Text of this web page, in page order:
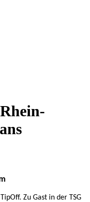
Zu Gast in der TSG